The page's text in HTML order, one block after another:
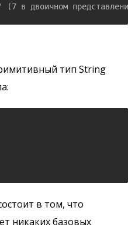
двоичном
тип String
в том, что
никаких базовых